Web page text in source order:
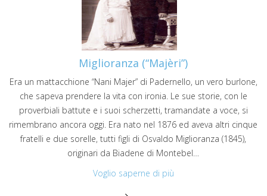
Miglioranza (“Majèri”)
Era un mattacchione “Nani Majer” di Padernello, un vero burlone,
che sapeva prendere la vita con ironia. Le sue storie, con le
proverbiali battute e i suoi scherzetti, tramandate a voce, si
rimembrano ancora oggi. Era nato nel 1876 ed aveva altri cinque
fratelli e due sorelle, tutti figli di Osvaldo Miglioranza (1845),
originari da Biadene di Montebel…
Voglio saperne di più